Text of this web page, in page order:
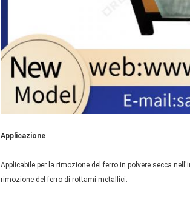
Applicazione
Applicabile per la rimozione del ferro in polvere secca
rimozione del ferro di rottami metallici.